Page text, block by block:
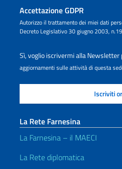
Accettazione GDPR
Autorizzo il trattamento dei miei dati
Decreto Legislativo 30 giugno 2003,
Sì, voglio iscrivermi alla Newsletter
aggiornamenti sulle attività di questa
La Rete Farnesina
La Farnesina – il MAECI
La Rete diplomatica